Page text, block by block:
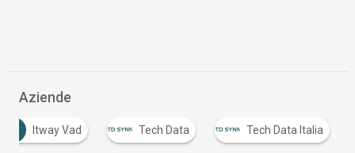
Aziende
Itway Vad Tech Data Tech Data Italia